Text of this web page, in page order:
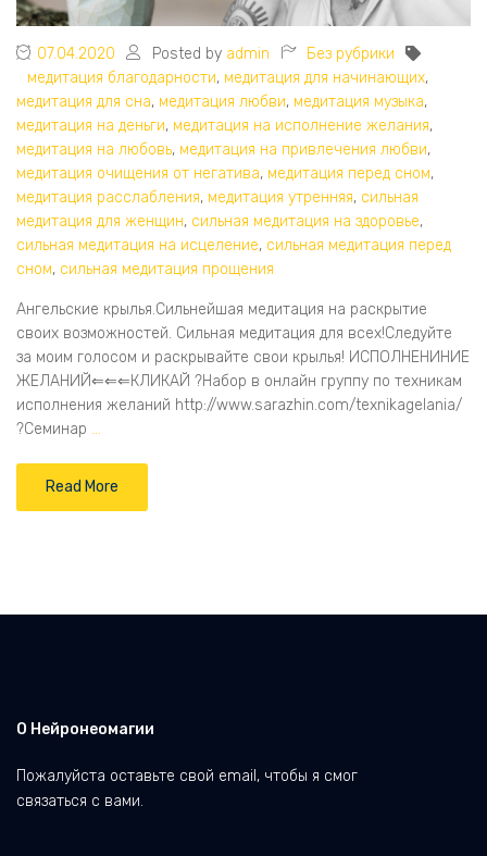
07.04.2020 Posted by admin
Без рубрики
медитация благодарности, медитация для начинающих,
медитация для сна, медитация любви, медитация музыка,
медитация на деньги, медитация на исполнение желания,
медитация на любовь, медитация на привлечения любви,
медитация очищения от негатива, медитация перед сном,
медитация расслабления, медитация утренняя, сильная
медитация для женщин, сильная медитация на здоровье,
сильная медитация на исцеление, сильная медитация перед
сном, сильная медитация прощения
Ангельские крылья.Сильнейшая медитация на раскрытие
своих возможностей. Сильная медитация для всех!Следуйте
за моим голосом и раскрывайте свои крылья! ИСПОЛНЕНИНИЕ
ЖЕЛАНИЙ⇐⇐⇐КЛИКАЙ ?Набор в онлайн группу по техникам
исполнения желаний http://www.sarazhin.com/texnikagelania/
?Семинар …
Read More
О Нейронеомагии
Пожалуйста оставьте свой email, чтобы я смог
связаться с вами.